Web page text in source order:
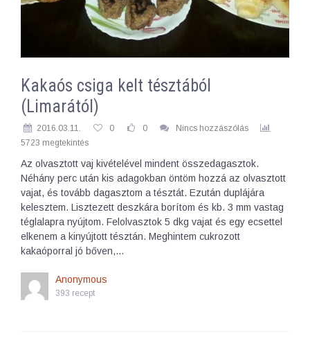
Kakaós csiga kelt tésztából
(Limarától)
2016.03.11. 0 0
Nincs hozzászólás
5723 megtekintés
Az olvasztott vaj kivételével mindent összedagasztok.
Néhány perc után kis adagokban öntöm hozzá az olvasztott
vajat, és tovább dagasztom a tésztát. Ezután duplájára
kelesztem. Lisztezett deszkára borítom és kb. 3 mm vastag
téglalapra nyújtom. Felolvasztok 5 dkg vajat és egy ecsettel
elkenem a kinyújtott tésztán. Meghintem cukrozott
kakaóporral jó bőven,…
Anonymous
393 recept